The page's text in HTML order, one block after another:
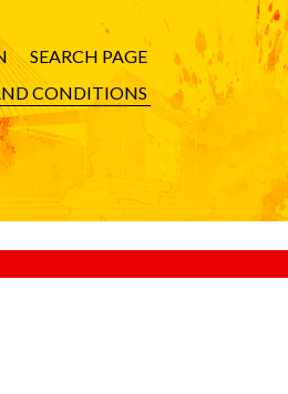
SEARCH PAGE
CONDITIONS